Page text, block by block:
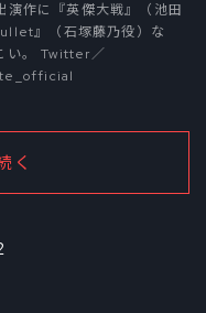
演作に『英傑大戦』（池田
』（石塚藤乃役）な
い。 Twitter／
く